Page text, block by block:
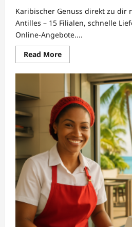
Karibischer Genuss direkt zu dir
Antilles – 15 Filialen, schnelle
Online-Angebote....
Read MoreRead
more
Lokale
Lieferangebote
in
der
Karibik
bei
McDonald’s
Antilles